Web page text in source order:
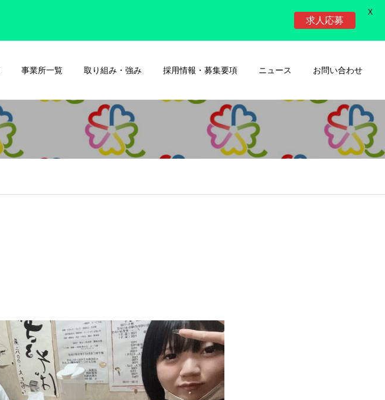
事業所一覧 取り組み・強み 採用情報・募集要項 ニュース お問い合わせ
求人応募
X